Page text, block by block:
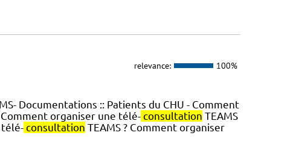
relevance: 100%
Documentations :: Patients du CHU - Comment
Comment organiser une télé- consultation TEAMS
télé- consultation TEAMS ? Comment organiser